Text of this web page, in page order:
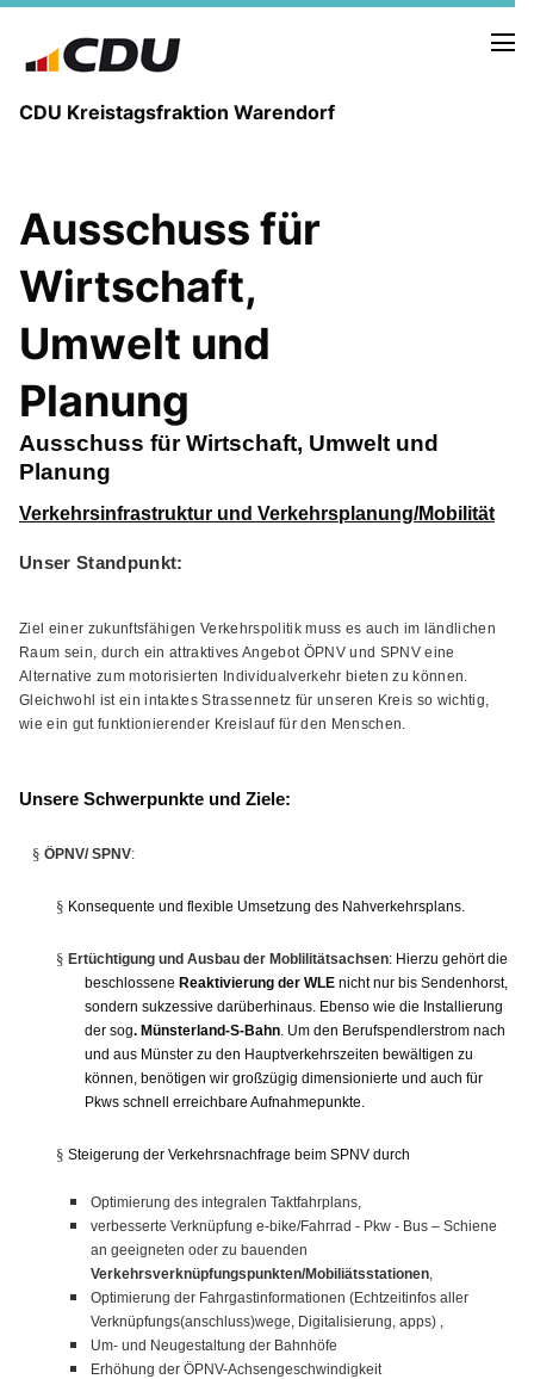
CDU Kreistagsfraktion Warendorf
PRESSE U. NEUIGKEITEN
REDEN UND ANTRÄGE
MITGLIEDER DER CDU-FRAKTION
AUSSCHUSS FÜR KINDER, JUGENDLICHE UND FAMILIEN
FINANZAUSSCHUSS
KREISAUSSCHUSS
KREISWAHLAUSSCHUSS
POLIZEIBEIRAT
WAHLPRÜFUNGSAUSSCHUSS
AUSSCHUSS FÜR ÖFFENTLICHE ORDNUNG UND
AUSSCHUSS FÜR ARBEIT, WIRTSCHAFT UND
GLEICHSTELLUNG
KREISAUSSCHUSS
AUSSCHUSS FÜR KINDER, JUGENDLICHE UND FAMILIEN
FINANZAUSSCHUSS
AUSSCHUSS FÜR ARBEIT, SOZIALES UND GESUNDHEIT
AUSSCHUSS FÜR WIRTSCHAFT, UMWELT UND PLANUNG
POLIZEIBEIRAT
CDU Kreisverband Warendorf-Beckum
Ausschuss für
Wirtschaft,
Umwelt und
Planung
Ausschuss für Wirtschaft, Umwelt und
Planung
Verkehrsinfrastruktur und Verkehrsplanung/Mobilität
Unser Standpunkt:
Ziel einer zukunftsfähigen Verkehrspolitik muss es auch im ländlichen
Raum sein, durch ein attraktives Angebot ÖPNV und SPNV eine
Alternative zum motorisierten Individualverkehr bieten zu können.
Gleichwohl ist ein intaktes Strassennetz für unseren Kreis so wichtig,
wie ein gut funktionierender Kreislauf für den Menschen.
Unsere Schwerpunkte und Ziele:
§ ÖPNV/ SPNV:
§ Konsequente und flexible Umsetzung des Nahverkehrsplans.
§ Ertüchtigung und Ausbau der Moblilitätsachsen: Hierzu gehört die
beschlossene Reaktivierung der WLE nicht nur bis Sendenhorst,
sondern sukzessive darüberhinaus. Ebenso wie die Installierung
der sog. Münsterland-S-Bahn . Um den Berufspendlerstrom nach
und aus Münster zu den Hauptverkehrszeiten bewältigen zu
können, benötigen wir großzügig dimensionierte und auch für
Pkws schnell erreichbare Aufnahmepunkte.
§ Steigerung der Verkehrsnachfrage beim SPNV durch
Optimierung des integralen Taktfahrplans,
verbesserte Verknüpfung e-bike/Fahrrad - Pkw - Bus – Schiene
an geeigneten oder zu bauenden
Verkehrsverknüpfungspunkten/Mobiliätsstationen
Optimierung der Fahrgastinformationen (Echtzeitinfos aller
Verknüpfungs(anschluss)wege, Digitalisierung, apps) ,
Um- und Neugestaltung der Bahnhöfe
Erhöhung der ÖPNV-Achsengeschwindigkeit